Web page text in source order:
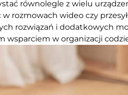
równolegle z wielu
rozmowach wideo czy
rozwiązań i dodatkowych
wsparciem w organizacji